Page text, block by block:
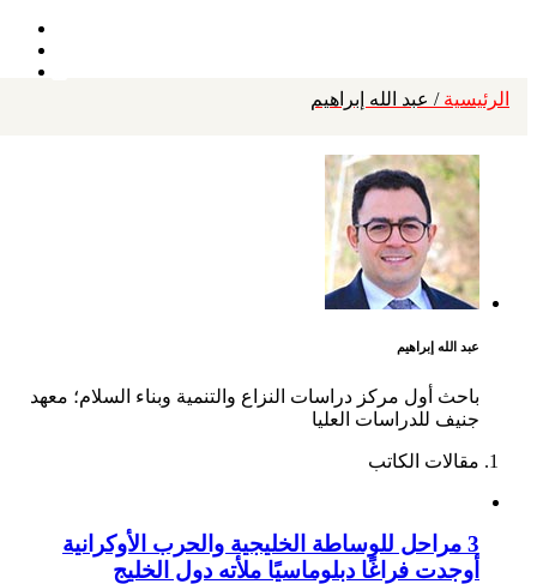
الرئيسية / عبد الله إبراهيم
عبد الله إبراهيم
باحث أول مركز دراسات النزاع والتنمية وبناء السلام؛ معهد
جنيف للدراسات العليا
مقالات الكاتب
3 مراحل للوساطة الخليجية والحرب الأوكرانية
أوجدت فراغًا دبلوماسيًا ملأته دول الخليج